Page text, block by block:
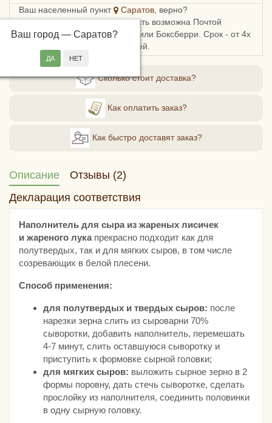
Ваш населенный пункт
Саратов , верно?
Ваш город — Саратов?
Доставка в Саратовскую область возможна Почтой
России, СДЭКом, Пятерочкой или Боксберри. Срок - от 4х
дней, стоимость - от 178 рублей.
Сколько стоит доставка?
Как оплатить заказ?
Как быстро доставят заказ?
Описание
Отзывы (2)
Декларация соответствия
Наполнитель для сыра из жареных лисичек
и жареного лука прекрасно подходит как для
полутвердых, так и для мягких сыров, в том числе
созревающих в белой плесени.
Способ применения:
для полутвердых и твердых сыров: после
нарезки зерна слить из сыроварни 70%
сыворотки, добавить наполнитель, перемешать
4-7 минут, слить оставшуюся сыворотку и
приступить к формовке сырной головки;
для мягких сыров: выложить сырное зерно в 2
формы поровну, дать стечь сыворотке, сделать
прослойку из наполнителя, соединить половинки
в одну сырную головку.